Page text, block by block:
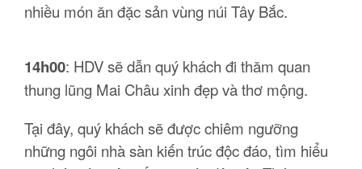
nhiều món ăn đặc sản vùng núi Tây Bắc.
14h00: HDV sẽ dẫn quý khách đi thăm quan
thung lũng Mai Châu xinh đẹp và thơ mộng.
Tại đây, quý khách sẽ được chiêm ngưỡng
những ngôi nhà sàn kiến trúc độc đáo, tìm hiểu